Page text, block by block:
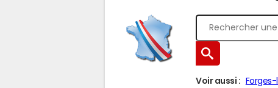
Voir aussi :